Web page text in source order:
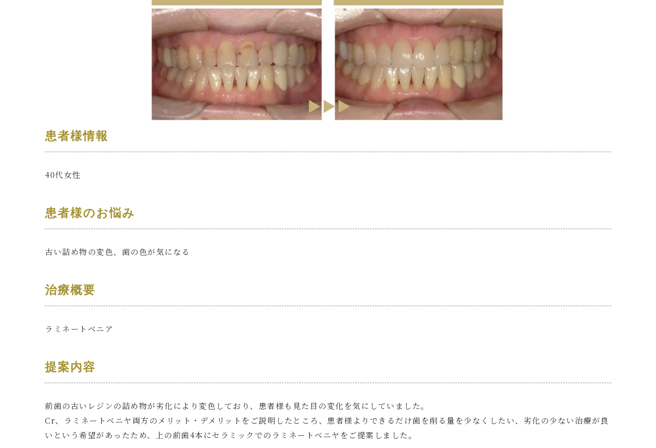
患者様情報
40代女性
患者様のお悩み
古い詰め物の変色、歯の色が気になる
治療概要
ラミネートベニア
提案内容
前歯の古いレジンの詰め物が劣化により変色しており、患者様も見た目の変化を気にしていました。
Cr、ラミネートベニヤ両方のメリット・デメリットをご説明したところ、患者様よりできるだけ歯を削る量を少なくしたい、劣化の少ない治療が良
いという希望があったため、上の前歯4本にセラミックでのラミネートベニヤをご提案しました。